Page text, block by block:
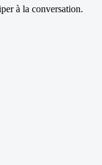
à la conversation.